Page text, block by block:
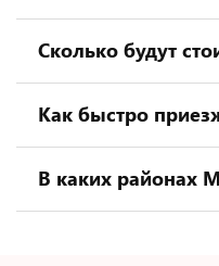
Сколько будут
Как быстро
В каких районах